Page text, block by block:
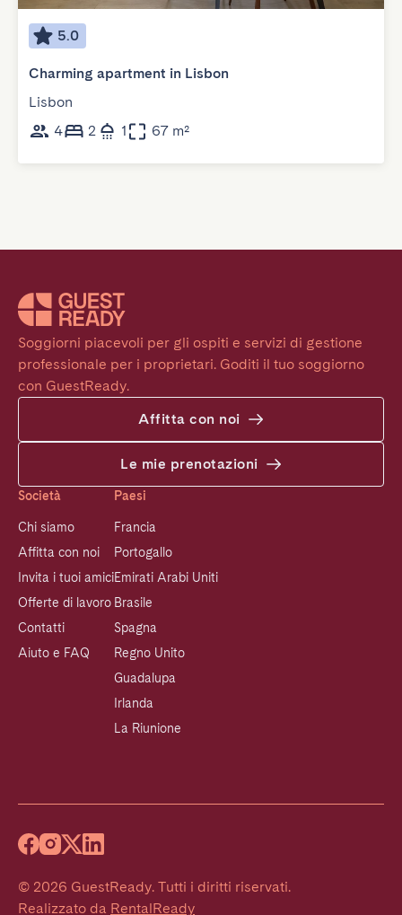
5.0
Charming apartment in Lisbon
Lisbon
4
2 1 67 m²
Soggiorni piacevoli per gli ospiti e servizi di gestione
professionale per i proprietari. Goditi il tuo soggiorno
con GuestReady.
Affitta con noi
Le mie prenotazioni
Società
Chi siamo
Affitta con noi
Invita i tuoi amici
Offerte di lavoro
Contatti
Aiuto e FAQ
Paesi
Francia
Portogallo
Emirati Arabi Uniti
Brasile
Spagna
Regno Unito
Guadalupa
Irlanda
La Riunione
© 2026 GuestReady. Tutti i diritti riservati.
Realizzato da RentalReady